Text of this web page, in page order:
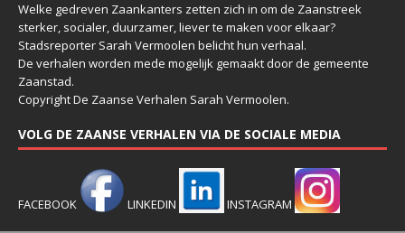
Welke gedreven Zaankanters zetten zich in om de Zaanstreek
sterker, socialer, duurzamer, liever te maken voor elkaar?
Stadsreporter Sarah Vermoolen belicht hun verhaal.
De verhalen worden mede mogelijk gemaakt door de gemeente
Zaanstad.
Copyright De Zaanse Verhalen Sarah Vermoolen.
VOLG DE ZAANSE VERHALEN VIA DE SOCIALE MEDIA
FACEBOOK LINKEDIN INSTAGRAM